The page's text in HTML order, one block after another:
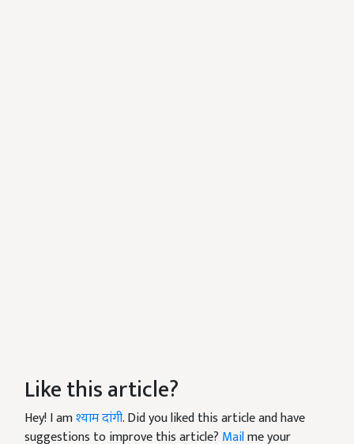
Like this article?
Hey! I amश्याम दांगी. Did you liked this article and have
suggestions to improve this article? Mailme your